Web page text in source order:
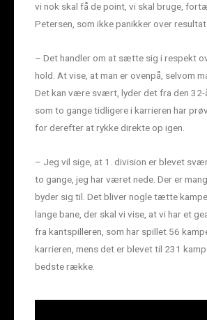
vi nok skal få de point, vi skal bruge,
Petersen, som ikke panikker over
– Det handler om at sætte sig i respekt
hold. At vise, at man er ovenpå, selvom
Det kan være svært, lyder det fra den 32-
som to gange tidligere i karrieren har
for derefter at rykke direkte op igen.
– Jeg vil sige, at 1. division er blevet
to gange, jeg har været nede. Der er
byder sig til. Det bliver nogle tætte
lange bane, der skal vi vise, at vi har et
fra kantspilleren, som har spillet 56
karrieren, mens det er blevet til 231
bedste række.